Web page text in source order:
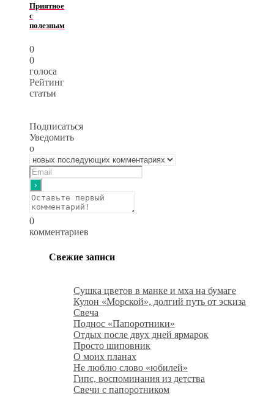
Приятное
с
полезным
0
0
голоса
Рейтинг
статьи
Подписаться
Уведомить
о
0
комментариев
Свежие записи
Сушка цветов в манке и мха на бумаге
Кулон «Морской», долгий путь от эскиза
Свеча
Поднос «Папоротники»
Отдых после двух дней ярмарок
Просто шиповник
О моих планах
Не люблю слово «юбилей»
Гипс, воспоминания из детства
Свечи с папоротником